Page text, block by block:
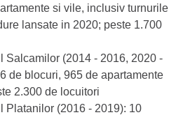
si vile, inclusiv turnurile
lansate in 2020; peste 1.700
Salcamilor (2014 - 2016, 2020 -
de blocuri, 965 de apartamente
2.300 de locuitori
Platanilor (2016 - 2019): 10